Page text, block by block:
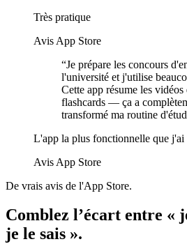
Très pratique
Avis App Store
“Je prépare les concours
l'université et j'utilise
Cette app résume les vidéos
flashcards — ça a
transformé ma routine
L'app la plus fonctionnelle que j'ai
Avis App Store
De vrais avis de l'App Store.
Comblez l’écart entre «
je le sais ».